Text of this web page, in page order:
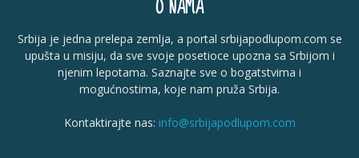
Srbija je jedna prelepa zemlja, a portal srbijapodlupom.com se
upušta u misiju, da sve svoje posetioce upozna sa Srbijom i
njenim lepotama. Saznajte sve o bogatstvima i
mogućnostima, koje nam pruža Srbija.
Kontaktirajte nas: info@srbijapodlupom.com